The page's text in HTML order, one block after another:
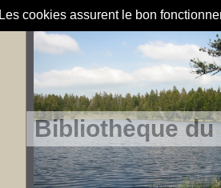
Les cookies assurent le bon
Bibliothèque du